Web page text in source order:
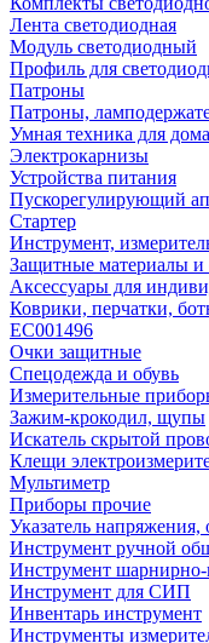
Лента светодиодная
Модуль светодиодный
Профиль для
Патроны
Патроны,
Умная техника для дома
Электрокарнизы
Устройства питания
Пускорегулирующий
Стартер
Инструмент,
Защитные материалы и
Аксессуары для
Коврики, перчатки,
EC001496
Очки защитные
Спецодежда и обувь
Измерительные
Зажим-крокодил, щупы
Искатель скрытой
Клещи
Мультиметр
Приборы прочие
Указатель напряжения,
Инструмент ручной
Инструмент шарнирно-
Инструмент для СИП
Инвентарь инструмент
Инструменты